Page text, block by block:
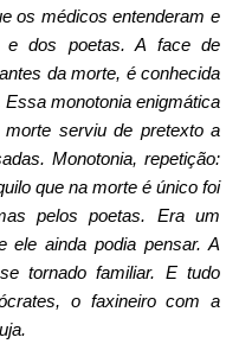
os médicosentenderam e
e dos poetas. A face de
da morte, é conhecida
monotonia enigmática
serviu de pretexto a
Monotonia, repetição:
que na morte é único foi
pelos poetas. Era um
ele ainda podia pensar. A
tornado familiar. E tudo
o faxineiro com a